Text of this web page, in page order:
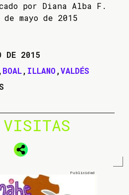
por Diana Alba F.
mayo de 2015
DE 2015
,BOAL, ILLANO,VALDÉS